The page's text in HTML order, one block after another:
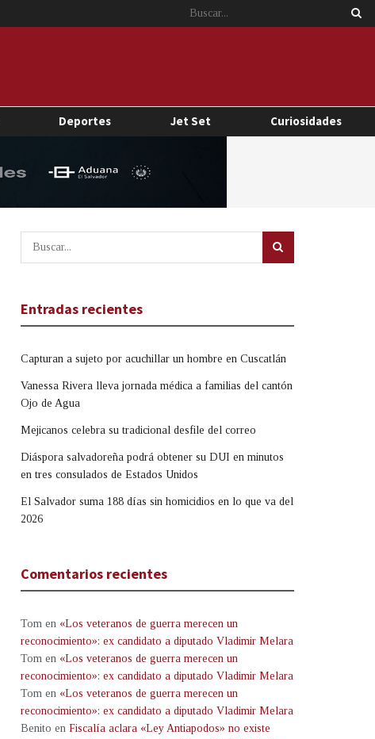
Deportes Jet Set Curiosidades
Entradas recientes
Capturan a sujeto por acuchillar un hombre en Cuscatlán
Vanessa Rivera lleva jornada médica a familias del cantón
Ojo de Agua
Mejicanos celebra su tradicional desfile del correo
Diáspora salvadoreña podrá obtener su DUI en minutos
en tres consulados de Estados Unidos
El Salvador suma 188 días sin homicidios en lo que va del
2026
Comentarios recientes
Tom en «Los veteranos de guerra merecen un
reconocimiento»: ex candidato a diputado Vladimir Melara
Tom en «Los veteranos de guerra merecen un
reconocimiento»: ex candidato a diputado Vladimir Melara
Tom en «Los veteranos de guerra merecen un
reconocimiento»: ex candidato a diputado Vladimir Melara
Benito en Fiscalía aclara «Ley Antiapodos» no existe